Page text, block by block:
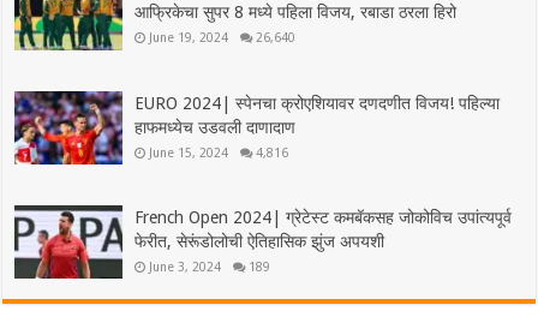
आफ्रिकेचा सुपर 8 मध्ये पहिला विजय, रबाडा ठरला हिरो
June 19, 2024 26,640
EURO 2024| स्पेनचा क्रोएशियावर दणदणीत विजय! पहिल्या
हाफमध्येच उडवली दाणादाण
June 15, 2024 4,816
French Open 2024| ग्रेटेस्ट कमबॅकसह जोकोविच उपांत्यपूर्व
फेरीत, सेरूंडोलोची ऐतिहासिक झुंज अपयशी
June 3, 2024 189